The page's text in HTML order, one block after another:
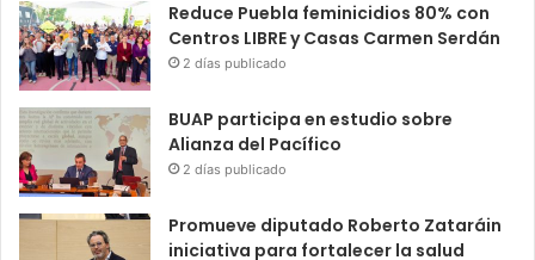
Reduce Puebla feminicidios 80% con
Centros LIBRE y Casas Carmen Serdán
2 días publicado
BUAP participa en estudio sobre
Alianza del Pacífico
2 días publicado
Promueve diputado Roberto Zataráin
iniciativa para fortalecer la salud